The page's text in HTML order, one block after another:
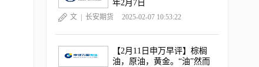
年2月7日
文 | 长安期货 2025-02-07 10:53:22
【2月11日申万早评】棕榈
油，原油，黄金。“油”然而